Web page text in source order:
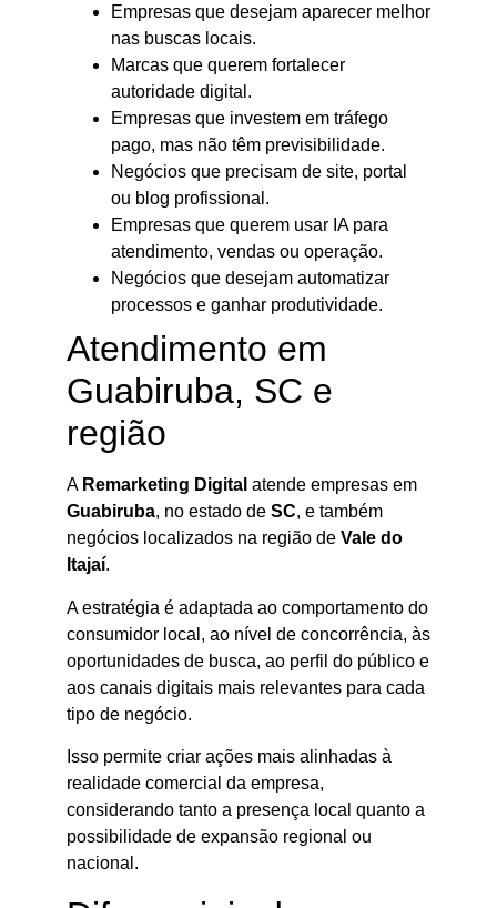
Empresas que desejam aparecer melhor
nas buscas locais.
Marcas que querem fortalecer
autoridade digital.
Empresas que investem em tráfego
pago, mas não têm previsibilidade.
Negócios que precisam de site, portal
ou blog profissional.
Empresas que querem usar IA para
atendimento, vendas ou operação.
Negócios que desejam automatizar
processos e ganhar produtividade.
Atendimento em
Guabiruba, SC e
região
A Remarketing Digital atende empresas em
Guabiruba, no estado de SC, e também
negócios localizados na região de Vale do
Itajaí.
A estratégia é adaptada ao comportamento do
consumidor local, ao nível de concorrência, às
oportunidades de busca, ao perfil do público e
aos canais digitais mais relevantes para cada
tipo de negócio.
Isso permite criar ações mais alinhadas à
realidade comercial da empresa,
considerando tanto a presença local quanto a
possibilidade de expansão regional ou
nacional.